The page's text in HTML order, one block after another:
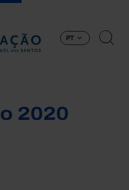
PT
2020